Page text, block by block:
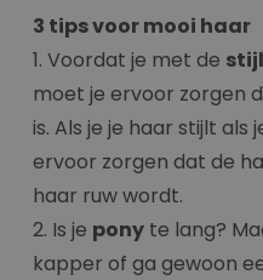
3 tips voor mooi haar
1. Voordat je met de
moet je ervoor zorgen
is. Als je je haar stijlt als
ervoor zorgen dat de
haar ruw wordt.
2. Is je pony te lang?
kapper of ga gewoon